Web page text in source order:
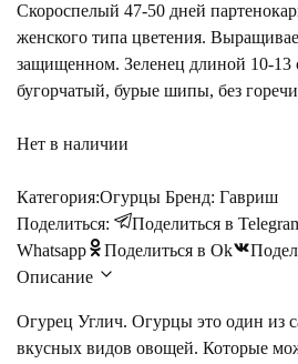
Скороспелый 47-50 дней
женского типа цветения.
защищенном. Зеленец длиной 10-13
бугорчатый, бурые шипы, без
Нет в наличии
Категория:Огурцы Бренд: Гавриш
Поделиться:
Поделиться в
Whatsapp
Поделиться в Ok
Описание
Огурец Углич. Огурцы это один из
вкусных видов овощей. Которые